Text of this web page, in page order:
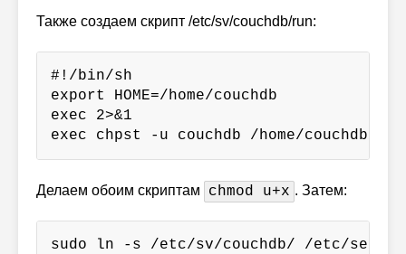
Также создаем скрипт /etc/sv/couchdb/run:
#!/bin/sh
export HOME=/home/couchdb
exec 2>&1
exec chpst -u couchdb /home/couchdb/
Делаем обоим скриптам chmod u+x . Затем:
sudo ln -s /etc/sv/couchdb/ /etc/